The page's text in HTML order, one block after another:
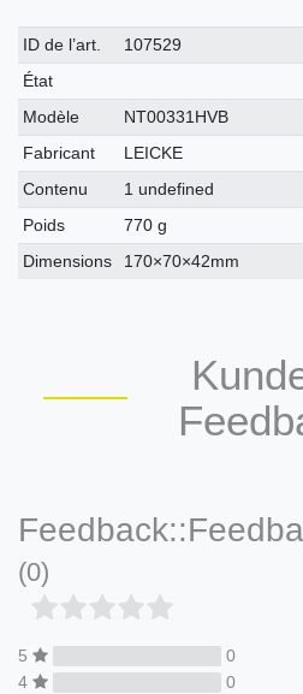
Caractéristique
technique
Valeur
ID de l’art.
107529
État
Modèle
NT00331HVB
Fabricant
LEICKE
Contenu
1 undefined
Poids
770 g
Dimensions
170×70×42mm
(0)
5
0
4
0